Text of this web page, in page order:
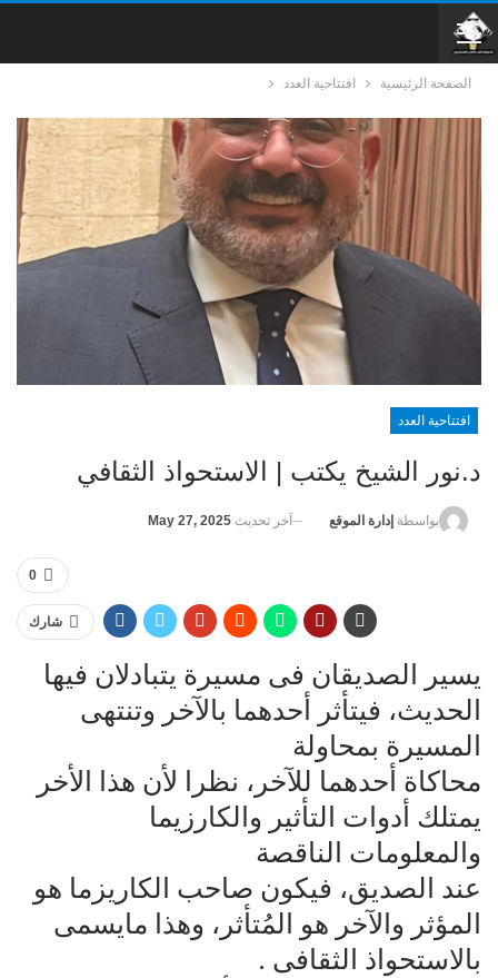
الصفحة الرئيسية افتتاحية العدد
افتتاحية العدد
د.نور الشيخ يكتب | الاستحواذ الثقافي
بواسطة إدارة الموقع آخر تحديث May 27, 2025
0
شارك
يسير الصديقان فى مسيرة يتبادلان فيها
الحديث، فيتأثر أحدهما بالآخر وتنتهى
المسيرة بمحاولة‌
محاكاة أحدهما للآخر، نظرا لأن هذا الأخر
يمتلك أدوات التأثير والكارزيما
والمعلومات الناقصة‌
عند الصديق، فيكون صاحب الكاريزما هو
المؤثر والآخر هو المُتأثر، وهذا مايسمى
بالاستحواذ الثقافى .